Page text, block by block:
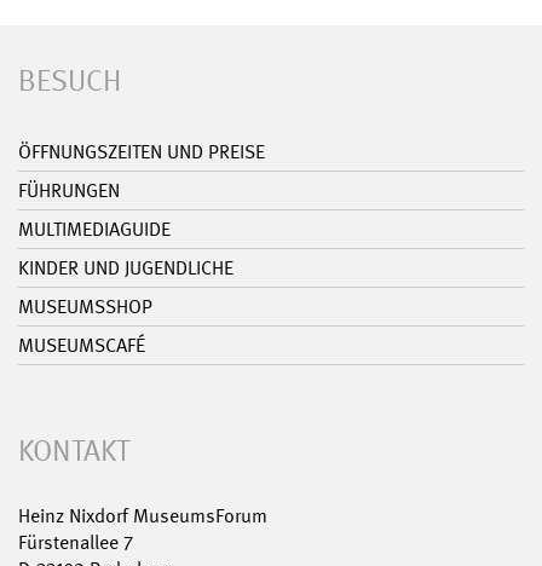
BESUCH
ÖFFNUNGSZEITEN UND PREISE
FÜHRUNGEN
MULTIMEDIAGUIDE
KINDER UND JUGENDLICHE
MUSEUMSSHOP
MUSEUMSCAFÉ
KONTAKT
Heinz Nixdorf MuseumsForum
Fürstenallee 7